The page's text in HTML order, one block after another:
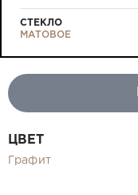
СТЕКЛО
МАТОВОЕ
ЦВЕТ
Графит